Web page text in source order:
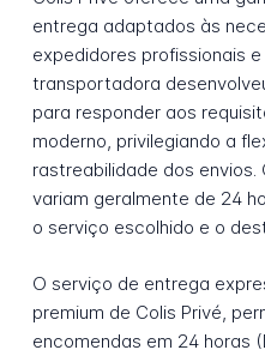
entrega adaptados às
expedidores profissionais
transportadora
para responder aos
moderno, privilegiando a
rastreabilidade dos
variam geralmente de 24
o serviço escolhido e o
O serviço de entrega
premium de Colis Privé,
encomendas em 24 horas